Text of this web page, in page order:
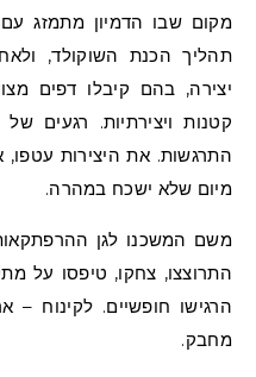
מקום שבו הדמיון מתמזג
תהליך הכנת השוקולד,
יצירה, בהם קיבלו דפים
קטנות ויצירתיות. רגעים
התרגשות. את היצירות עטפו,
מיום שלא ישכח במהרה.
משם המשכנו לגן
התרוצצו, צחקו, טיפסו על
הרגישו חופשיים. לקינוח –
מחבק.